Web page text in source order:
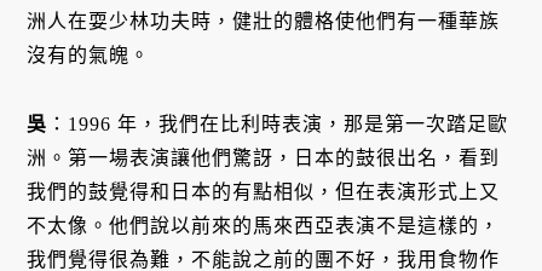
洲人在耍少林功夫時，健壯的體格使他們有一種華族
沒有的氣魄。
吳 ：1996 年，我們在比利時表演，那是第一次踏足歐
洲。第一場表演讓他們驚訝，日本的鼓很出名，看到
我們的鼓覺得和日本的有點相似，但在表演形式上又
不太像。他們說以前來的馬來西亞表演不是這樣的，
我們覺得很為難，不能說之前的團不好，我用食物作